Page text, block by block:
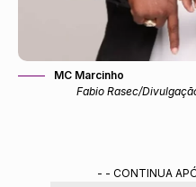
MC Marcinho
Fabio Rasec/
- - CONTINUA